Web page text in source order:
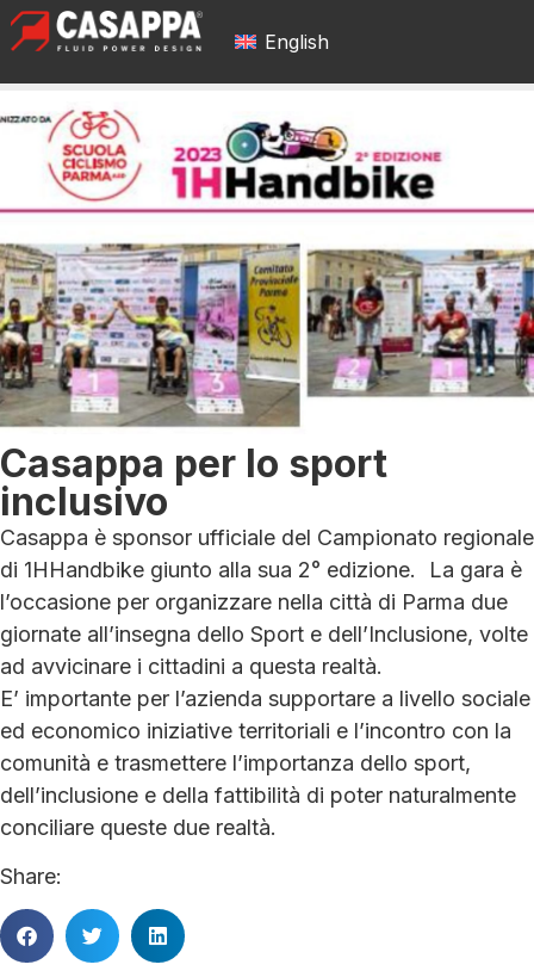
English
Casappa per lo sport
inclusivo
Casappa è sponsor ufficiale del Campionato regionale
di 1HHandbike giunto alla sua 2° edizione. La gara è
l’occasione per organizzare nella città di Parma due
giornate all’insegna dello Sport e dell’Inclusione, volte
ad avvicinare i cittadini a questa realtà.
E’ importante per l’azienda supportare a livello sociale
ed economico iniziative territoriali e l’incontro con la
comunità e trasmettere l’importanza dello sport,
dell’inclusione e della fattibilità di poter naturalmente
conciliare queste due realtà.
Share: